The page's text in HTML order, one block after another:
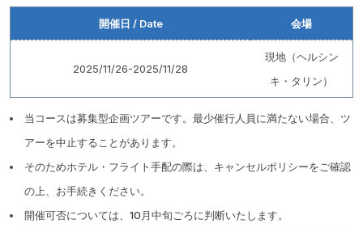
開催日 / Date 会場
2025/11/26-2025/11/28
現地（ヘルシン
キ・タリン）
当コースは募集型企画ツアーです。最少催行人員に満たない場合、ツ
アーを中止することがあります。
そのためホテル・フライト手配の際は、キャンセルポリシーをご確認
の上、お手続きください。
開催可否については、10月中旬ごろに判断いたします。